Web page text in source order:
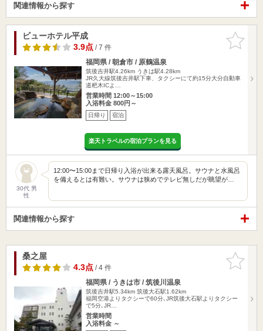
関連情報から探す
お気に入
りに追加
ビューホテル平成
3.9点/ 7 件
福岡県 / 朝倉市 / 原鶴温泉
筑後吉井駅4.26km うきは駅4.28km
JR久大線筑後吉井駅下車、タクシーにて約15分大分自動車
道杷木ICよ…
営業時間 12:00～15:00
入浴料金 800円～
日帰り 宿泊
楽天トラベルの宿泊プランを見る
30代 男
性
12:00〜15:00まで日帰り入浴が出来る露天風呂。サウナと水風呂
を備えるとは有難い。サウナは狭めでテレビ無しだが眺望が…
関連情報から探す
お気に入
りに追加
桑之屋
4.3点/ 4 件
福岡県 / うきは市 / 筑後川温泉
筑後吉井駅5.34km 筑後大石駅1.62km
福岡空港よりタクシーで60分､JR筑後大石駅よりタクシー
で5分､JR…
営業時間
入浴料金 ～